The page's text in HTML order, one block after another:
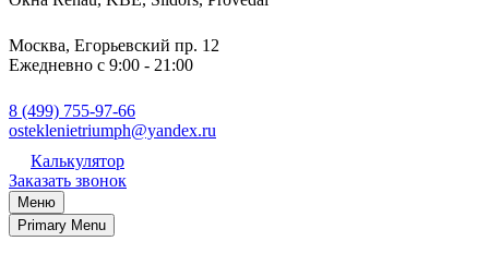
Москва, Егорьевский пр. 12
Ежедневно с 9:00 - 21:00
8 (499) 755-97-66
osteklenietriumph@yandex.ru
Калькулятор
Заказать звонок
Меню
Primary Menu